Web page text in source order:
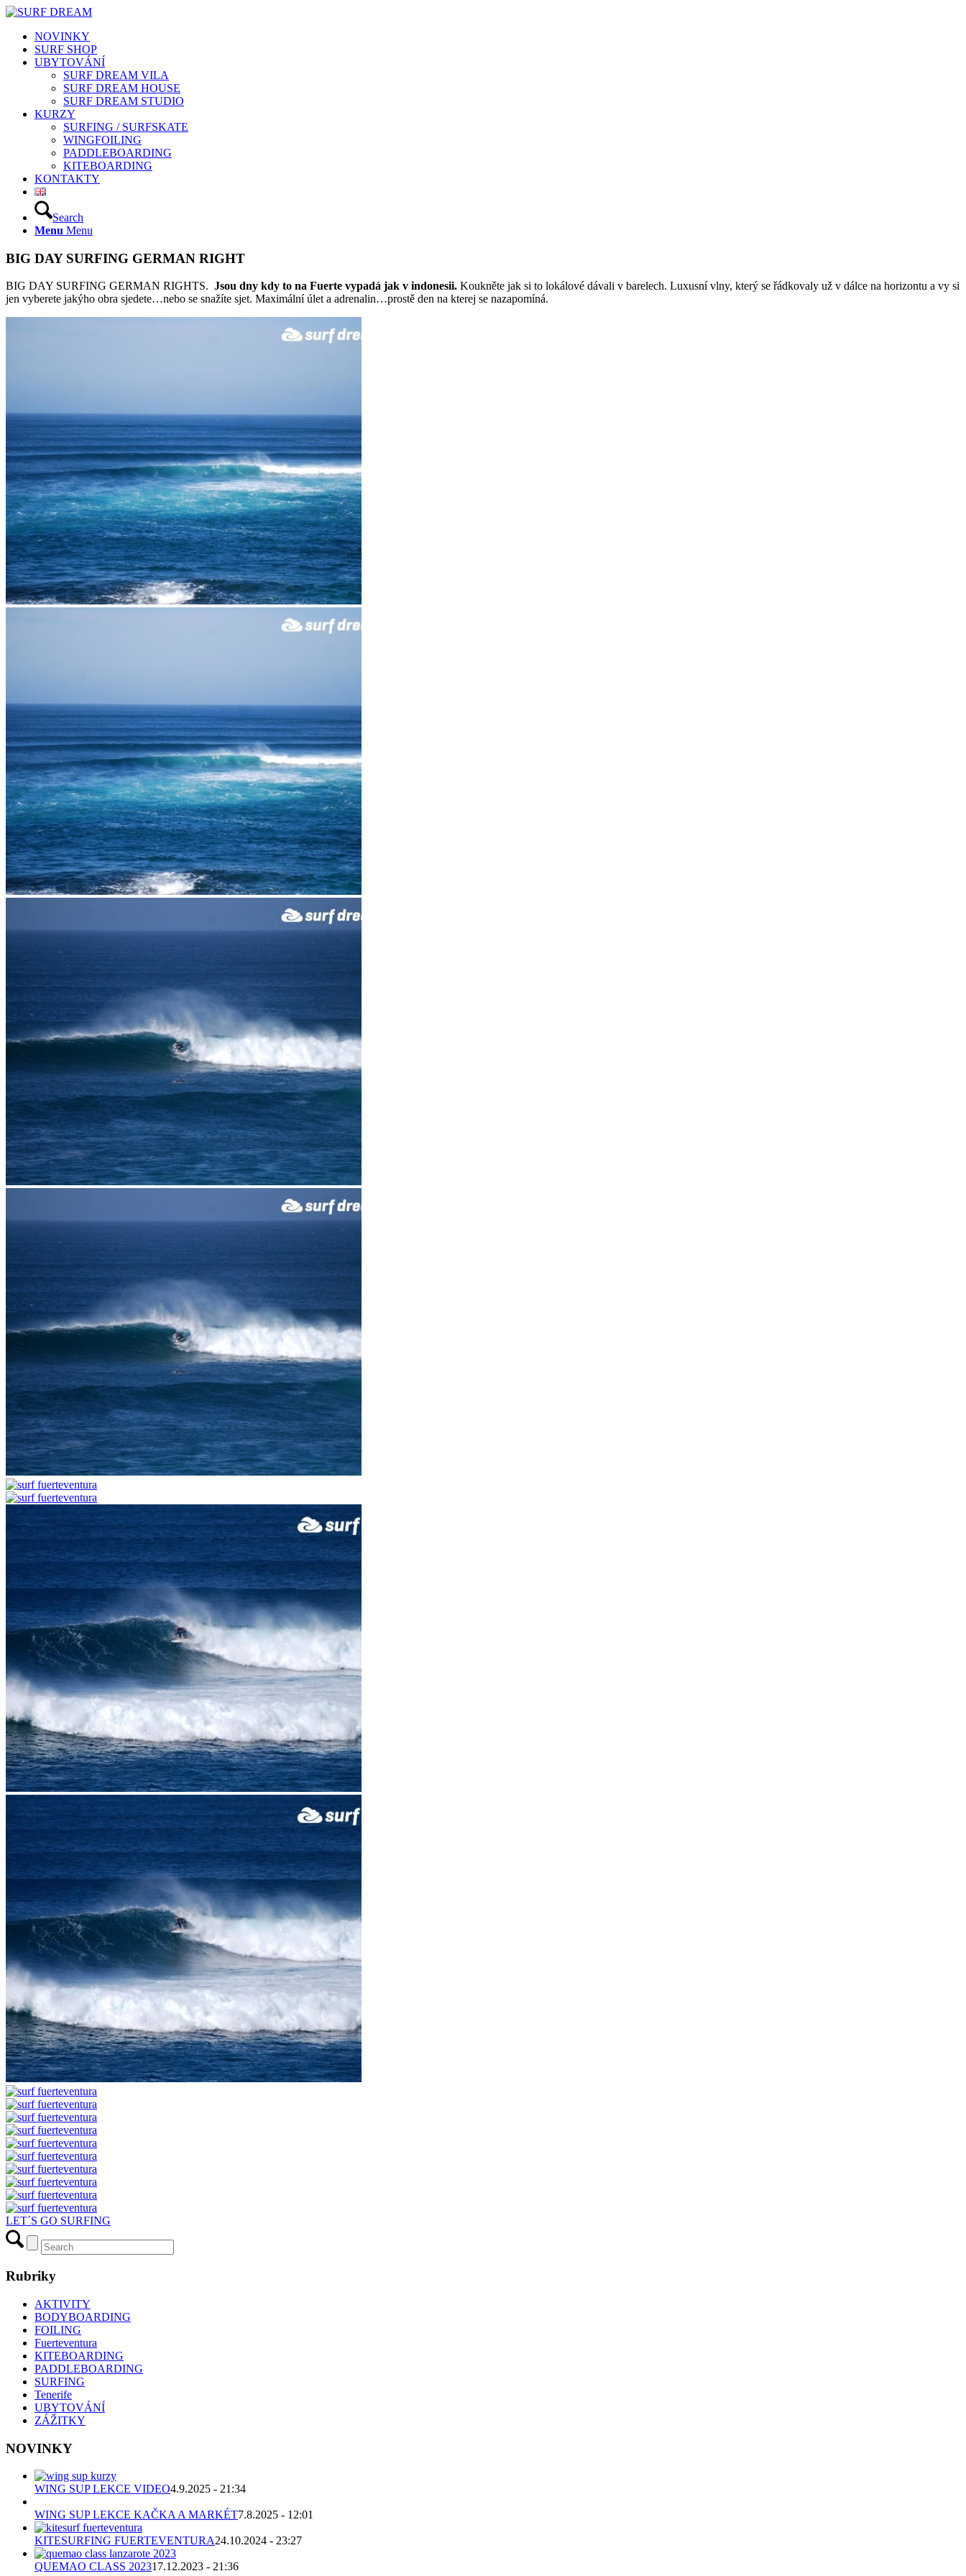
NOVINKY
SURF SHOP
UBYTOVÁNÍ
SURF DREAM VILA
SURF DREAM HOUSE
SURF DREAM STUDIO
KURZY
SURFING / SURFSKATE
WINGFOILING
PADDLEBOARDING
KITEBOARDING
KONTAKTY
Search
Menu Menu
BIG DAY SURFING GERMAN RIGHT
BIG DAY SURFING GERMAN RIGHTS. Jsou dny kdy to na Fuerte vypadá jak v indonesii. Koukněte jak si to lokálové dávali v barelech. Luxusní vlny, který se řádkovaly už v dálce na horizontu a vy si
jen vyberete jakýho obra sjedete…nebo se snažíte sjet. Maximální úlet a adrenalin…prostě den na kterej se nazapomíná.
LET´S GO SURFING
Rubriky
AKTIVITY
BODYBOARDING
FOILING
Fuerteventura
KITEBOARDING
PADDLEBOARDING
SURFING
Tenerife
UBYTOVÁNÍ
ZÁŽITKY
NOVINKY
WING SUP LEKCE VIDEO4.9.2025 - 21:34
WING SUP LEKCE KAČKA A MARKÉT7.8.2025 - 12:01
KITESURFING FUERTEVENTURA24.10.2024 - 23:27
QUEMAO CLASS 202317.12.2023 - 21:36